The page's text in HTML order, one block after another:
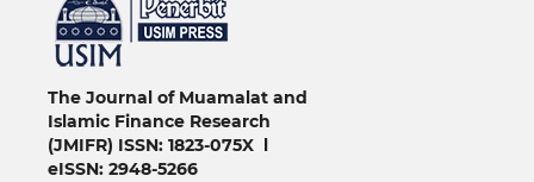
The Journal of Muamalat and
Islamic Finance Research
(JMIFR) ISSN: 1823-075X l
eISSN: 2948-5266